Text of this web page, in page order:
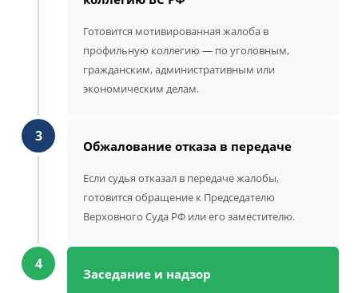
Готовится мотивированная жалоба в
профильную коллегию — по уголовным,
гражданским, административным или
экономическим делам.
3
Обжалование отказа в передаче
Если судья отказал в передаче жалобы,
готовится обращение к Председателю
Верховного Суда РФ или его заместителю.
4
Заседание и надзор